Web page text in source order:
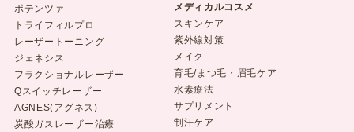
ポテンツァ
トライフィルプロ
レーザートーニング
ジェネシス
フラクショナルレーザー
Qスイッチレーザー
AGNES(アグネス)
炭酸ガスレーザー治療
メディカルコスメ
スキンケア
紫外線対策
メイク
育毛/まつ毛・眉毛ケア
水素療法
サプリメント
制汗ケア